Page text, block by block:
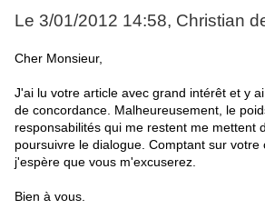
Le 3/01/2012 14:58, Christian
Cher Monsieur,
J'ai lu votre article avec grand intérêt et y
de concordance. Malheureusement, le
responsabilités qui me restent me mettent
poursuivre le dialogue. Comptant sur votre
j'espère que vous m'excuserez.
Bien à vous.